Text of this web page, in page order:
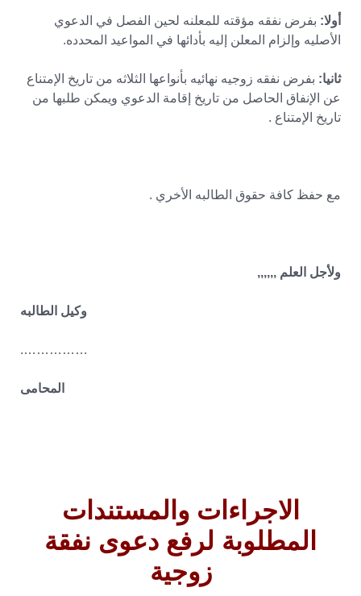
أولا: بفرض نفقه مؤقته للمعلنه لحين الفصل في الدعوي
الأصليه وإلزام المعلن إليه بأدائها في المواعيد المحدده.
ثانيا: بفرض نفقه زوجيه نهائيه بأنواعها الثلاثه من تاريخ الإمتناع
عن الإنفاق الحاصل من تاريخ إقامة الدعوي ويمكن طلبها من
تاريخ الإمتناع .
مع حفظ كافة حقوق الطالبه الأخري .
ولأجل العلم ,,,,,,
وكيل الطالبه
…………….
المحامى
الاجراءات والمستندات
المطلوبة لرفع دعوى نفقة
زوجية